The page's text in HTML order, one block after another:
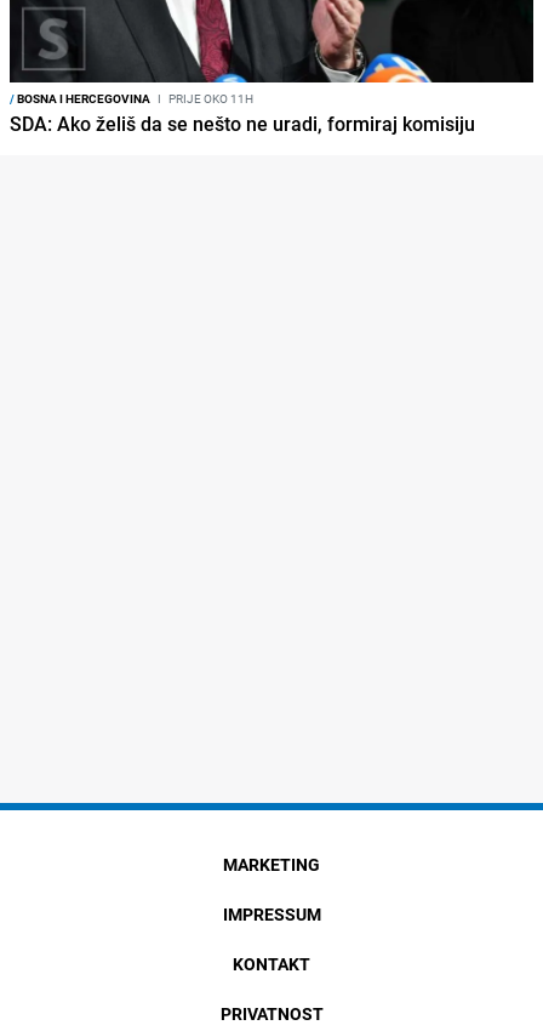
/BOSNA I HERCEGOVINA I PRIJE OKO 11H
SDA: Ako želiš da se nešto ne uradi, formiraj komisiju
MARKETING
IMPRESSUM
KONTAKT
PRIVATNOST